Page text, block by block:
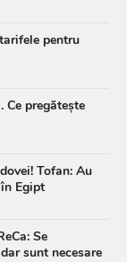
pentru
pregătește
Tofan: Au
Egipt
Se
sunt necesare